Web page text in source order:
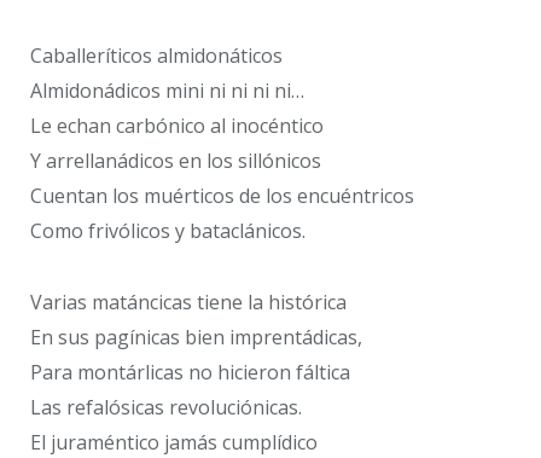
Caballeríticos almidonáticos
Almidonádicos mini ni ni ni ni…
Le echan carbónico al inocéntico
Y arrellanádicos en los sillónicos
Cuentan los muérticos de los encuéntricos
Como frivólicos y bataclánicos.
Varias matáncicas tiene la histórica
En sus pagínicas bien imprentádicas,
Para montárlicas no hicieron fáltica
Las refalósicas revoluciónicas.
El juraméntico jamás cumplídico